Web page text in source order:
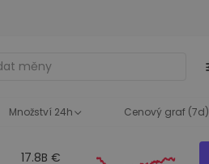
Množství 24h Cenový graf (7d)
17.8B €